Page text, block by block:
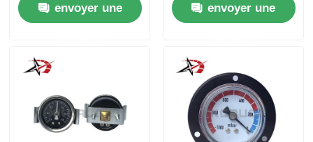
interne 300 mmHg
envoyer une
d'huile avec bride
avant
envoyer une